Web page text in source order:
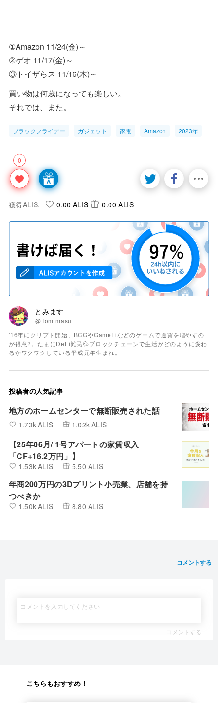
①Amazon 11/24(金)～
②ゲオ 11/17(金)～
③トイザらス 11/16(木)～
買い物は何歳になっても楽しい。
それでは、また。
ブラックフライデー ガジェット 家電 Amazon 2023年
0
獲得ALIS: 0.00 ALIS 0.00 ALIS
とみます
@Tomimasu
'16年にクリプト開始、BCGやGameFiなどのゲームで通貨を増やすの
が得意?。たまにDeFi難民💦ブロックチェーンで生活がどのように変わ
るかワクワクしている平成元年生まれ。
投稿者の人気記事
地方のホームセンターで無断販売された話
1.73k ALIS 1.02k ALIS
【25年06月/ 1号アパートの家賃収入
「CF+16.2万円」】
1.53k ALIS 5.50 ALIS
年商200万円の3Dプリント小売業、店舗を持
つべきか
1.50k ALIS 8.80 ALIS
コメントする
コメントする
こちらもおすすめ！